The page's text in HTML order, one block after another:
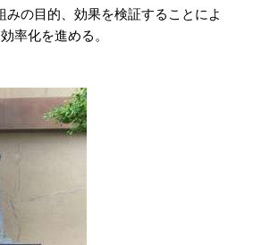
みの目的、効果を検証することによ
率化を進める。